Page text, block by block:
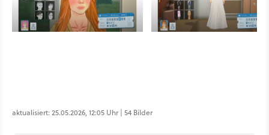
aktualisiert: 25.05.2026, 12:05 Uhr | 54 Bilder